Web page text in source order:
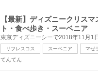
【最新】ディズニークリス
ト・食べ歩き・スーベニア
リフレスコス スーベニア マゼ
てんてん